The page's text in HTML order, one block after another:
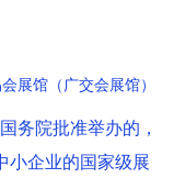
展馆（广交会展馆）
务院批准举办的，
小企业的国家级展